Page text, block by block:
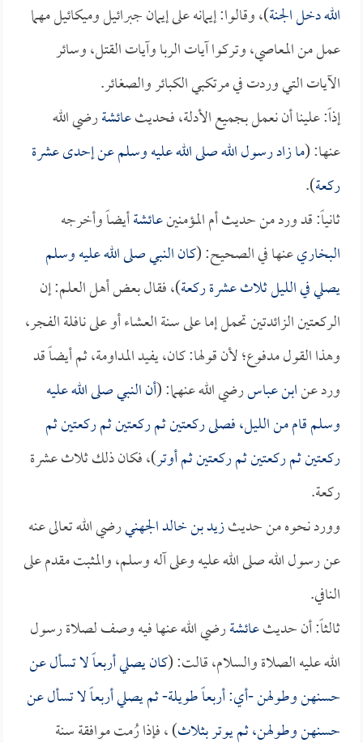
الله دخل الجنة)، وقالوا: إيمانه على إيمان جبرائيل وميكائيل مهما
عمل من المعاصي، وتركوا آيات الربا وآيات القتل، وسائر
الآيات التي وردت في مرتكبي الكبائر والصغائر.
إذاً: علينا أن نعمل بجميع الأدلة، فحديثعائشةرضي الله
عنها: (ما زاد رسول الله صلى الله عليه وسلم عن إحدى عشرة
ركعة).
ثانياً: قد ورد من حديث أم المؤمنينعائشةأيضاً وأخرجه
البخاريعنها في الصحيح: (كان النبي صلى الله عليه وسلم
يصلي في الليل ثلاث عشرة ركعة)، فقال بعض أهل العلم: إن
الركعتين الزائدتين تحمل إما على سنة العشاء أو على نافلة الفجر،
وهذا القول مدفوع؛ لأن قولها: كان، يفيد المداومة، ثم أيضاً قد
ورد عنابن عباسرضي الله عنهما: (أن النبي صلى الله عليه
وسلم قام من الليل، فصلى ركعتين ثم ركعتين ثم ركعتين ثم
ركعتين ثم ركعتين ثم ركعتين ثم أوتر)، فكان ذلك ثلاث عشرة
ركعة.
وورد نحوه من حديثزيد بن خالد الجهنيرضي الله تعالى عنه
عن رسول الله صلى الله عليه وعلى آله وسلم، والمثبت مقدم على
النافي.
ثالثاً: أن حديثعائشةرضي الله عنها فيه وصف لصلاة رسول
الله عليه الصلاة والسلام، قالت: (كان يصلي أربعاً لا تسأل عن
حسنهن وطولهن -أي: أربعاً طويلة- ثم يصلي أربعاً لا تسأل عن
حسنهن وطولهن، ثم يوتر بثلاث) ، فإذا رُمت موافقة سنة